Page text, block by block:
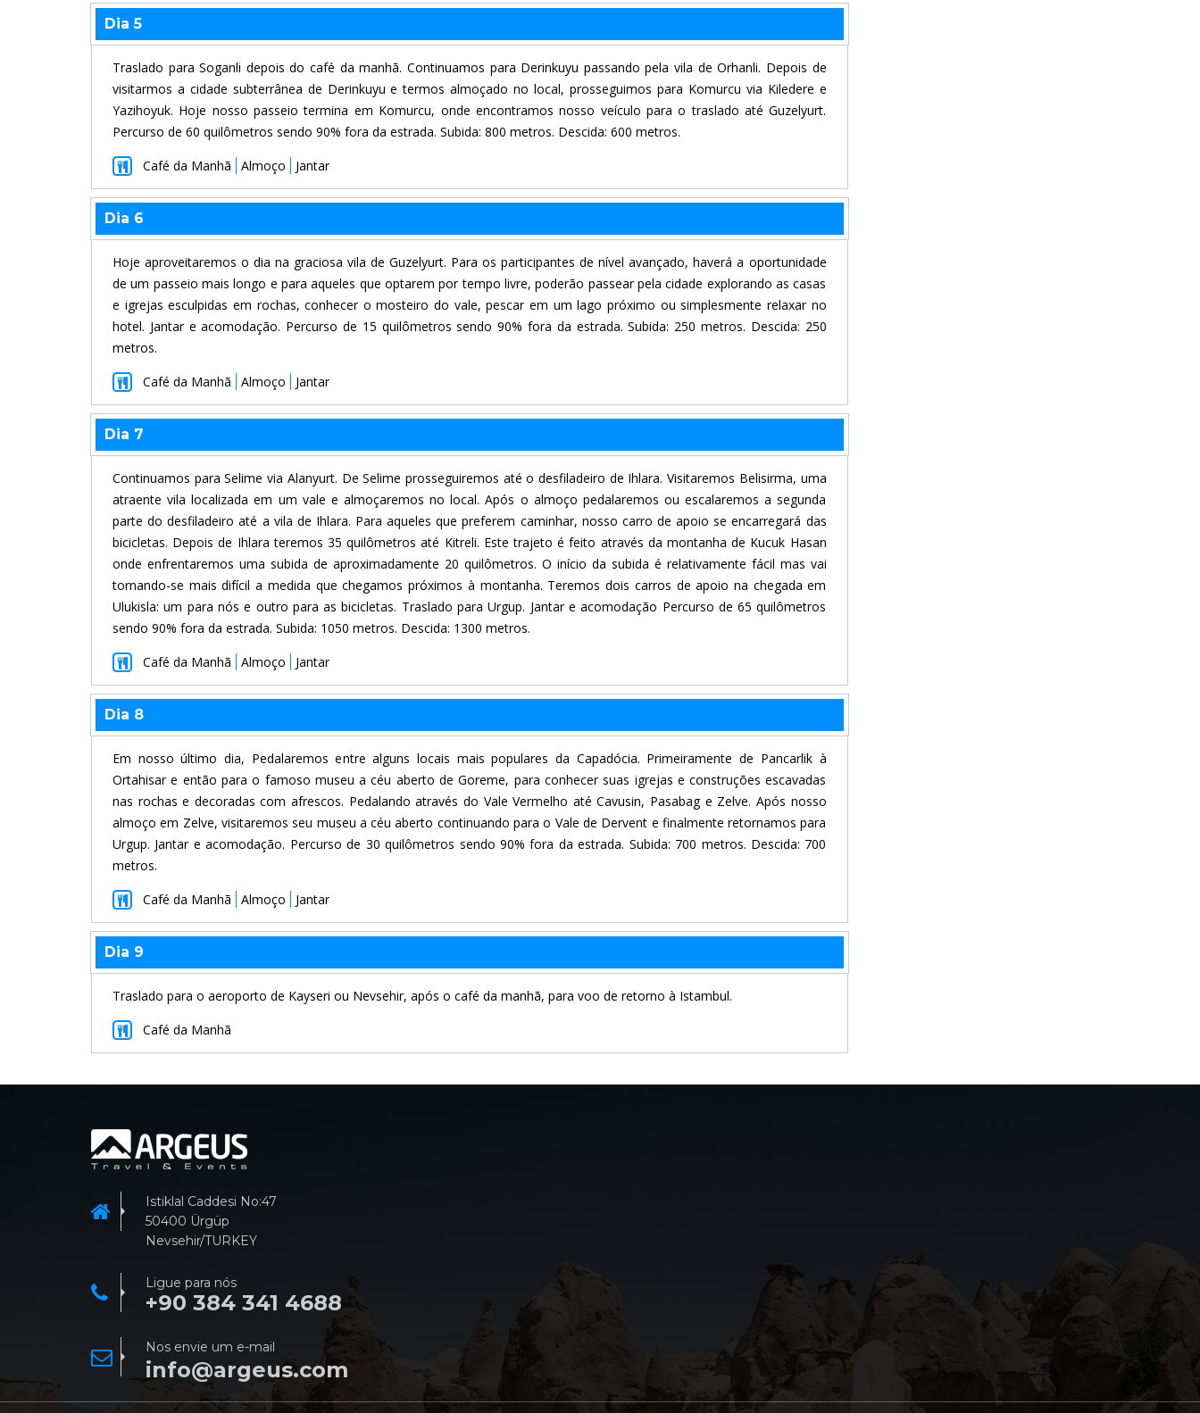
Dia 5
Traslado para Soganli depois do café da manhã. Continuamos para Derinkuyu passando pela vila de Orhanli. Depois de
visitarmos a cidade subterrânea de Derinkuyu e termos almoçado no local, prosseguimos para Komurcu via Kiledere e
Yazihoyuk. Hoje nosso passeio termina em Komurcu, onde encontramos nosso veículo para o traslado até Guzelyurt.
Percurso de 60 quilômetros sendo 90% fora da estrada. Subida: 800 metros. Descida: 600 metros.
Café da Manhã
Almoço Jantar
Dia 6
Hoje aproveitaremos o dia na graciosa vila de Guzelyurt. Para os participantes de nível avançado, haverá a oportunidade
de um passeio mais longo e para aqueles que optarem por tempo livre, poderão passear pela cidade explorando as casas
e igrejas esculpidas em rochas, conhecer o mosteiro do vale, pescar em um lago próximo ou simplesmente relaxar no
hotel. Jantar e acomodação. Percurso de 15 quilômetros sendo 90% fora da estrada. Subida: 250 metros. Descida: 250
metros.
Café da Manhã
Almoço Jantar
Dia 7
Continuamos para Selime via Alanyurt. De Selime prosseguiremos até o desfiladeiro de Ihlara. Visitaremos Belisirma, uma
atraente vila localizada em um vale e almoçaremos no local. Após o almoço pedalaremos ou escalaremos a segunda
parte do desfiladeiro até a vila de Ihlara. Para aqueles que preferem caminhar, nosso carro de apoio se encarregará das
bicicletas. Depois de Ihlara teremos 35 quilômetros até Kitreli. Este trajeto é feito através da montanha de Kucuk Hasan
onde enfrentaremos uma subida de aproximadamente 20 quilômetros. O início da subida é relativamente fácil mas vai
tornando-se mais difícil a medida que chegamos próximos à montanha. Teremos dois carros de apoio na chegada em
Ulukisla: um para nós e outro para as bicicletas. Traslado para Urgup. Jantar e acomodação Percurso de 65 quilômetros
sendo 90% fora da estrada. Subida: 1050 metros. Descida: 1300 metros.
Café da Manhã
Almoço Jantar
Dia 8
Em nosso último dia, Pedalaremos entre alguns locais mais populares da Capadócia. Primeiramente de Pancarlik à
Ortahisar e então para o famoso museu a céu aberto de Goreme, para conhecer suas igrejas e construções escavadas
nas rochas e decoradas com afrescos. Pedalando através do Vale Vermelho até Cavusin, Pasabag e Zelve. Após nosso
almoço em Zelve, visitaremos seu museu a céu aberto continuando para o Vale de Dervent e finalmente retornamos para
Urgup. Jantar e acomodação. Percurso de 30 quilômetros sendo 90% fora da estrada. Subida: 700 metros. Descida: 700
metros.
Café da Manhã
Almoço Jantar
Dia 9
Traslado para o aeroporto de Kayseri ou Nevsehir, após o café da manhã, para voo de retorno à Istambul.
Café da Manhã
Istiklal Caddesi No:47
50400 Ürgüp
Nevsehir/TURKEY
Ligue para nós
+90 384 341 4688
Nos envie um e-mail
info@argeus.com